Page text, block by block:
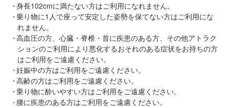
身長102cmに満たない方はご利用になれません。
乗り物に1人で座って安定した姿勢を保てない方はご利用にな
れません。
高血圧の方、心臓・脊椎・首に疾患のある方、その他アトラク
ションのご利用により悪化するおそれのある症状をお持ちの方
はご利用をご遠慮ください。
妊娠中の方はご利用をご遠慮ください。
高齢の方はご利用をご遠慮ください。
乗り物に酔いやすい方はご利用をご遠慮ください。
腰に疾患のある方はご利用をご遠慮ください。